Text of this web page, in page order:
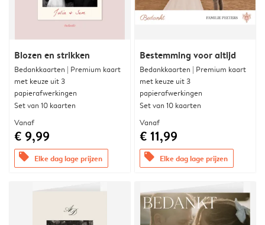
Blozen en strikken
Bedankkaarten | Premium kaart
met keuze uit 3
papierafwerkingen
Set van 10 kaarten
Vanaf
€ 9,99
offers Elke dag lage prijzen
Bestemming voor altijd
Bedankkaarten | Premium kaart
met keuze uit 3
papierafwerkingen
Set van 10 kaarten
Vanaf
€ 11,99
offers Elke dag lage prijzen